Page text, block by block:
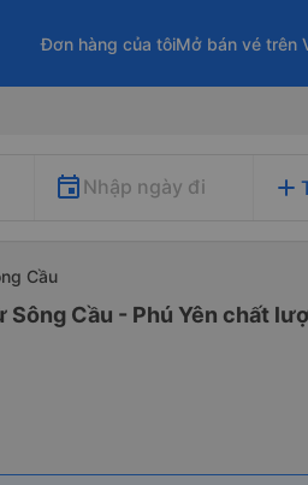
Đơn hàng của tôiMở bán vé trên
Nhập ngày đi add
Cầu
Cầu - Phú Yên chất